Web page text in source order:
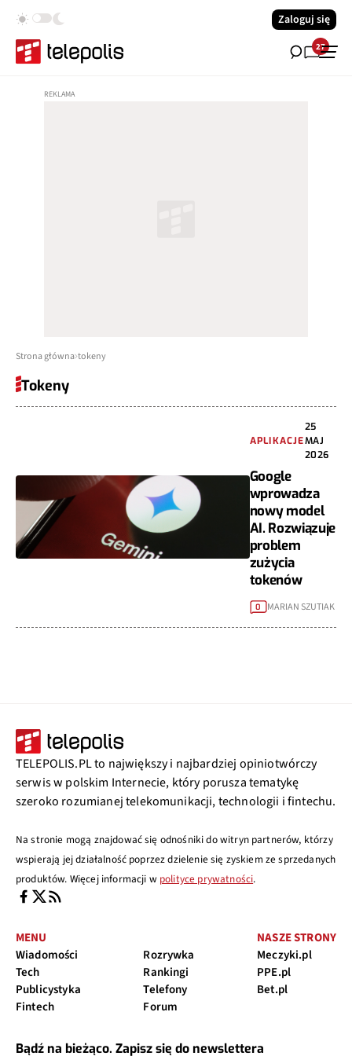
Zaloguj się
27
Strona główna tokeny
Tokeny
APLIKACJE
25
MAJ
2026
Google
wprowadza
nowy model
AI. Rozwiązuje
problem
zużycia
tokenów
0 MARIAN SZUTIAK
TELEPOLIS.PL to największy i najbardziej opiniotwórczy
serwis w polskim Internecie, który porusza tematykę
szeroko rozumianej telekomunikacji, technologii i fintechu.
Na stronie mogą znajdować się odnośniki do witryn partnerów, którzy
wspierają jej działalność poprzez dzielenie się zyskiem ze sprzedanych
produktów. Więcej informacji w polityce prywatności.
MENU
Wiadomości
Tech
Publicystyka
Fintech
Rozrywka
Rankingi
Telefony
Forum
NASZE STRONY
Meczyki.pl
PPE.pl
Bet.pl
Bądź na bieżąco. Zapisz się do newslettera